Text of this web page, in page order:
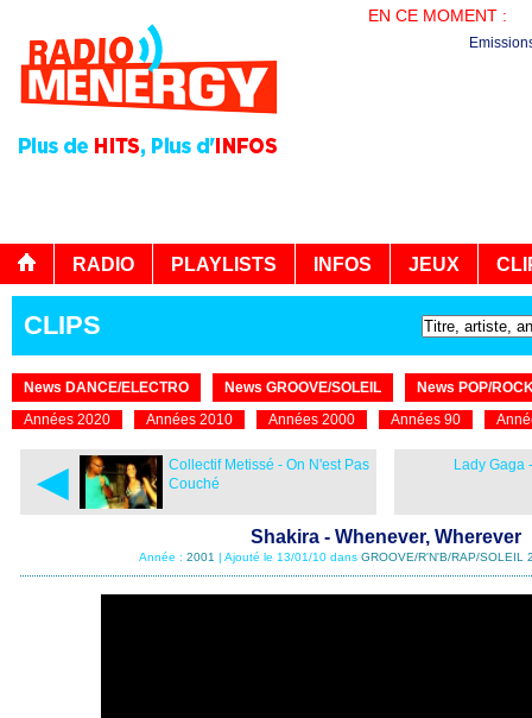
EN CE MOMENT :
RADIO PLAYLISTS INFOS JEUX
CLIPS
News DANCE/ELECTRO News GROOVE/SOLEIL
News POP/
Années 2020
Années 2010 Années 2000 Années 90
◄
Collectif Metissé - On N'est Pas
Couché
Lady Gaga
Shakira - Whenever, Wherever
Année : 2001 | Ajouté le 13/01/10 dans GROOVE/R'N'B/RAP/SOLEIL